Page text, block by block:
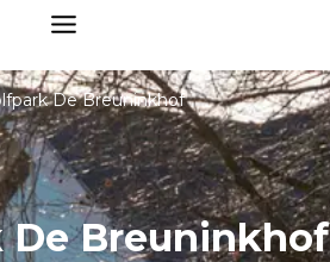
De Breuninkhof
De Breuninkhof